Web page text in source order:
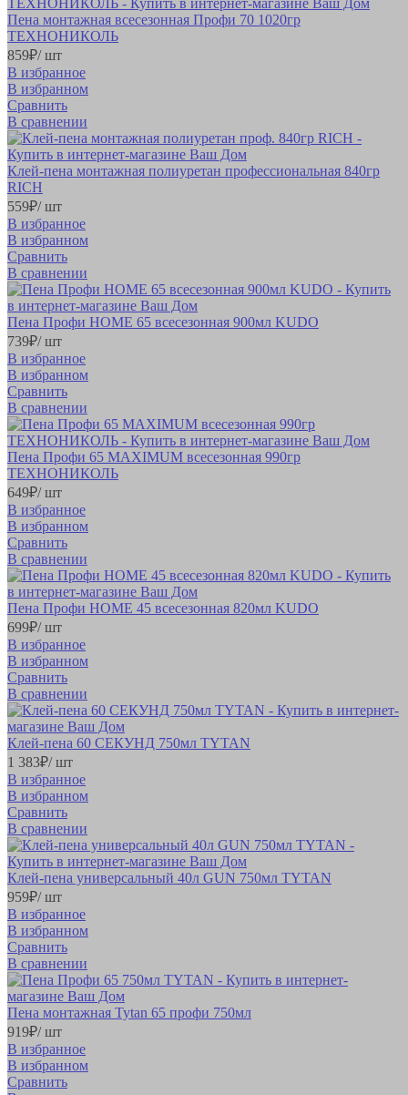
Пена монтажная всесезонная Профи 70 1020гр
ТЕХНОНИКОЛЬ
859₽/ шт
В избранное
В избранном
Сравнить
В сравнении
Клей-пена монтажная полиуретан профессиональная 840гр
RICH
559₽/ шт
В избранное
В избранном
Сравнить
В сравнении
Пена Профи HOME 65 всесезонная 900мл KUDO
739₽/ шт
В избранное
В избранном
Сравнить
В сравнении
Пена Профи 65 MAXIMUM всесезонная 990гр
ТЕХНОНИКОЛЬ
649₽/ шт
В избранное
В избранном
Сравнить
В сравнении
Пена Профи HOME 45 всесезонная 820мл KUDO
699₽/ шт
В избранное
В избранном
Сравнить
В сравнении
Клей-пена 60 СЕКУНД 750мл TYTAN
1 383₽/ шт
В избранное
В избранном
Сравнить
В сравнении
Клей-пена универсальный 40л GUN 750мл TYTAN
959₽/ шт
В избранное
В избранном
Сравнить
В сравнении
Пена монтажная Tytan 65 профи 750мл
919₽/ шт
В избранное
В избранном
Сравнить